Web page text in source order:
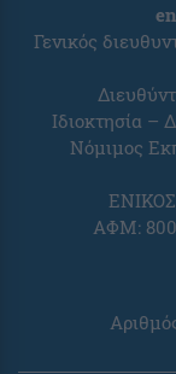
Γενικός
Ιδιοκτησία –
Νόμιμος
ΑΦΜ: